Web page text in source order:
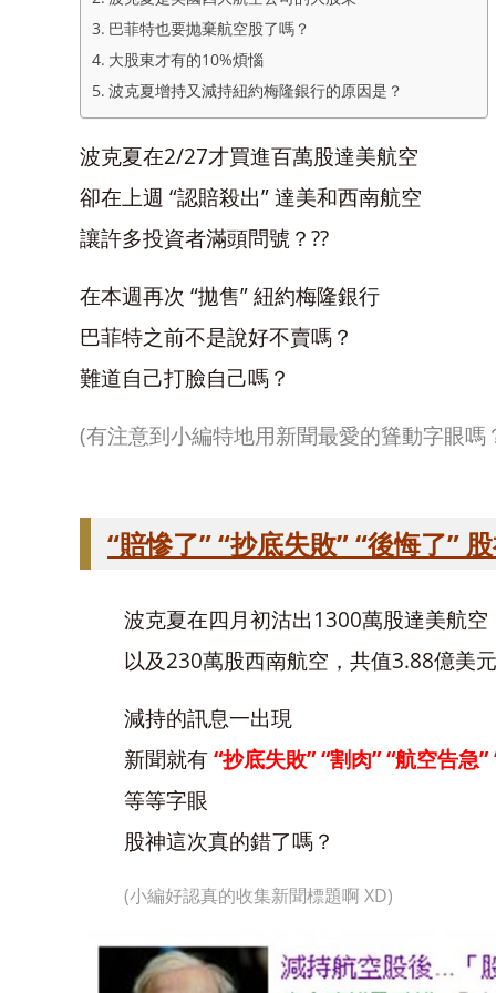
巴菲特也要抛棄航空股了嗎？
大股東才有的10%煩惱
波克夏增持又減持紐約梅隆銀行的原因是？
波克夏在2/27才買進百萬股達美航空
卻在上週 “認賠殺出” 達美和西南航空
讓許多投資者滿頭問號？??
在本週再次 “拋售” 紐約梅隆銀行
巴菲特之前不是說好不賣嗎？
難道自己打臉自己嗎？
(有注意到小編特地用新聞最愛的聳動字眼嗎
“賠慘了” “抄底失敗” “後悔了”
波克夏在四月初沽出1300萬股達美航空
以及230萬股西南航空，共值3.88億美元
減持的訊息一出現
新聞就有 “抄底失敗” “割肉” “航空告急
等等字眼
股神這次真的錯了嗎？
(小編好認真的收集新聞標題啊 XD)